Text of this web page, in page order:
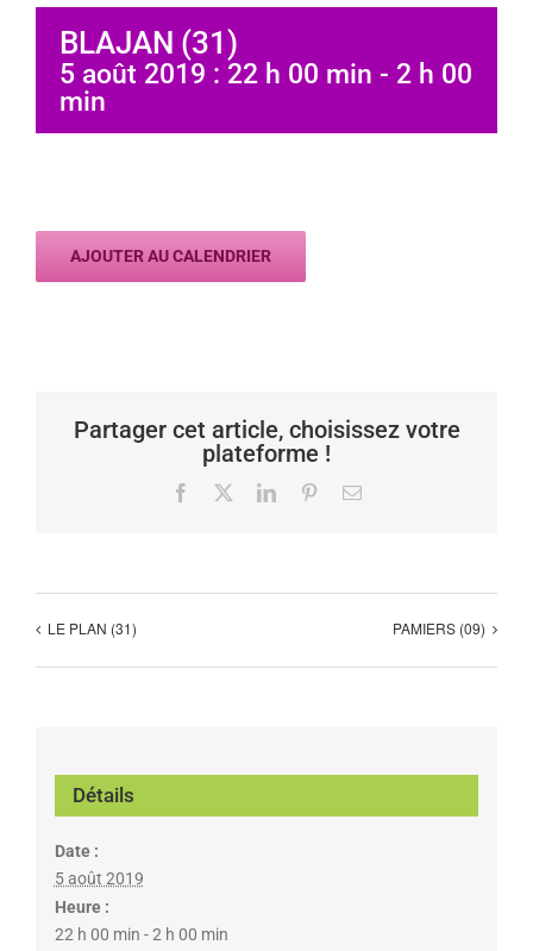
BLAJAN (31)
5 août 2019 : 22 h 00 min - 2 h 00
min
AJOUTER AU CALENDRIER
Partager cet article, choisissez votre
plateforme !
Facebook LinkedInPinterestEmail
LE PLAN (31) PAMIERS (09)
Détails
Date :
5 août 2019
Heure :
22 h 00 min - 2 h 00 min